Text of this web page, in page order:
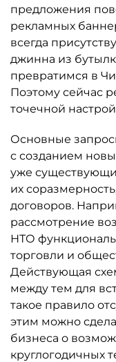
предложения
рекламных
всегда
джинна из
превратимся в
Поэтому сейчас
точечной
Основные
с созданием
уже
их
договоров.
рассмотрение
НТО
торговли и
Действующая
между тем для
такое правило
этим можно
бизнеса о
круглогодичных